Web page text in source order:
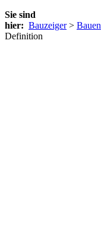
Sie sind
hier: Bauzeiger> Bauen
Definition